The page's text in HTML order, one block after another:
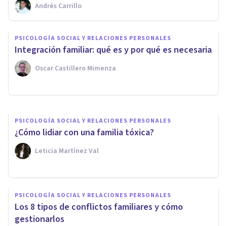
Andrés Carrillo
PSICOLOGÍA SOCIAL Y RELACIONES PERSONALES
Integración familiar: qué es y por qué es necesaria
Oscar Castillero Mimenza
PSICOLOGÍA SOCIAL Y RELACIONES PERSONALES
Me cae mal mi familia: cómo
unir lazos y comprender a los
demás
PSICOLOGÍA SOCIAL Y RELACIONES PERSONALES
¿Cómo lidiar con una familia tóxica?
Leticia Martínez Val
PSICOLOGÍA SOCIAL Y RELACIONES PERSONALES
Los 8 tipos de conflictos familiares y cómo
gestionarlos